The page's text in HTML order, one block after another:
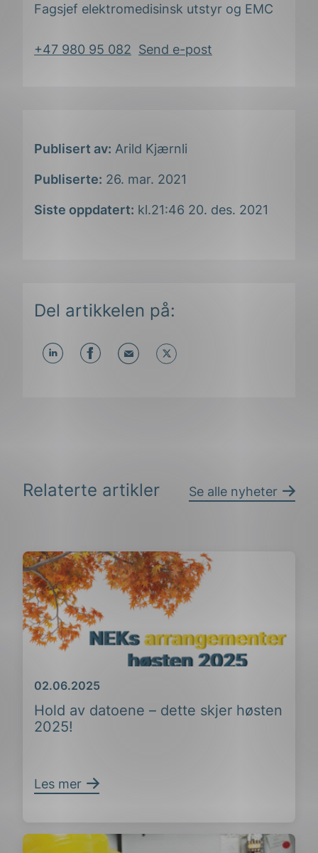
Fagsjef elektromedisinsk utstyr og EMC
+47 980 95 082 Send e-post
Publisert av: Arild Kjærnli
Publiserte: 26. mar. 2021
Siste oppdatert: kl.21:46 20. des. 2021
Del artikkelen på:
Relaterte artikler Se alle nyheter
Hold av datoene – dette skjer høsten
2025!
Dato
02.06.2025
Les mer